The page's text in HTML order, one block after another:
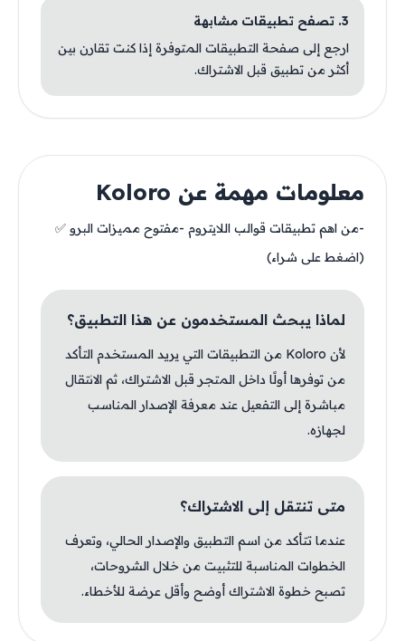
3. تصفح تطبيقات مشابهة
ارجع إلى صفحة التطبيقات المتوفرة إذا كنت تقارن بين
أكثر من تطبيق قبل الاشتراك.
معلومات مهمة عن Koloro
-من اهم تطبيقات قوالب اللايتروم -مفتوح مميزات البرو ✅
(اضغط على شراء)
لماذا يبحث المستخدمون عن هذا التطبيق؟
لأن Koloro من التطبيقات التي يريد المستخدم التأكد
من توفرها أولًا داخل المتجر قبل الاشتراك، ثم الانتقال
مباشرة إلى التفعيل عند معرفة الإصدار المناسب
لجهازه.
متى تنتقل إلى الاشتراك؟
عندما تتأكد من اسم التطبيق والإصدار الحالي، وتعرف
الخطوات المناسبة للتثبيت من خلال الشروحات،
تصبح خطوة الاشتراك أوضح وأقل عرضة للأخطاء.